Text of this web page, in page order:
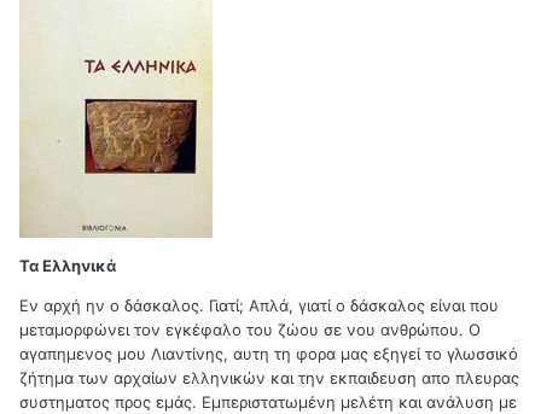
Τα Ελληνικά
Εν αρχή ην ο δάσκαλος. Γιατί; Απλά, γιατί ο δάσκαλος είναι που
μεταμορφώνει τον εγκέφαλο του ζώου σε νου ανθρώπου. Ο
αγαπημενος μου Λιαντίνης, αυτη τη φορα μας εξηγεί το γλωσσικό
ζήτημα των αρχαίων ελληνικών και την εκπαιδευση απο πλευρας
συστηματος προς εμάς. Εμπεριστατωμένη μελέτη και ανάλυση με